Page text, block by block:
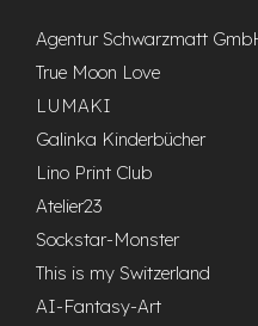
Agentur Schwarzmatt
True Moon Love
LUMAKI
Galinka Kinderbücher
Lino Print Club
Atelier23
Sockstar-Monster
This is my Switzerland
AI-Fantasy-Art